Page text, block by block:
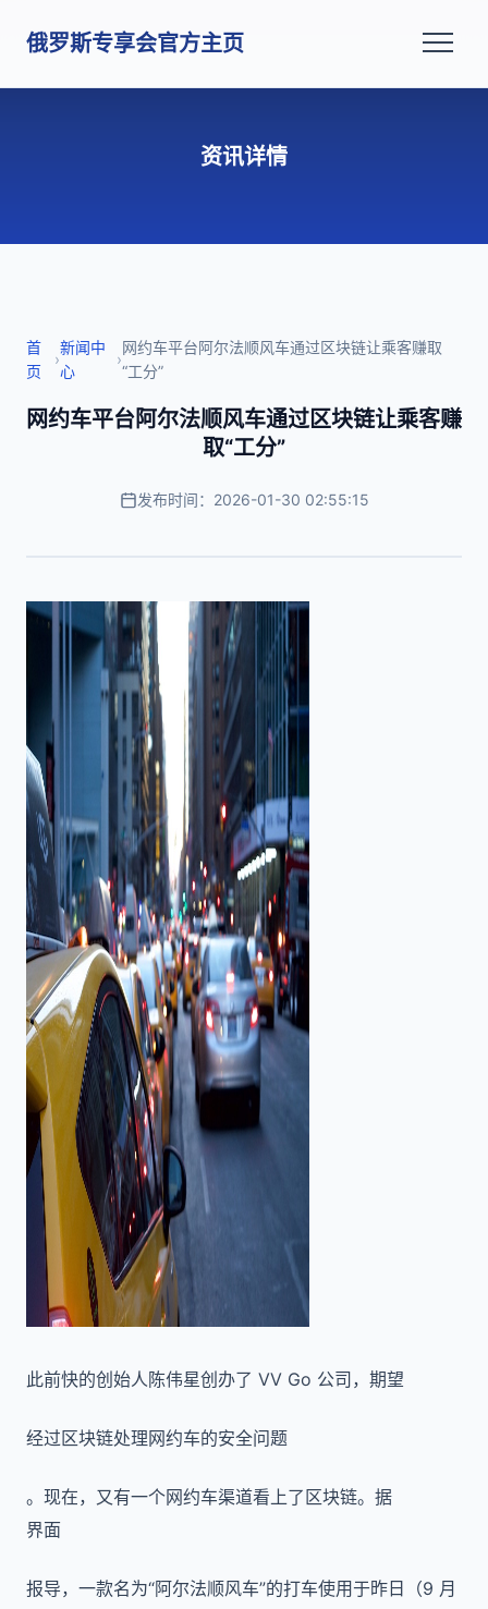
俄罗斯专享会官方主页
资讯详情
首
页
›
新闻中
心
›
网约车平台阿尔法顺风车通过区块链让乘客赚取
“工分”
网约车平台阿尔法顺风车通过区块链让乘客赚
取“工分”
发布时间：2026-01-30 02:55:15
此前快的创始人陈伟星创办了 VV Go 公司，期望
经过区块链处理网约车的安全问题
。现在，又有一个网约车渠道看上了区块链。据
界面
报导，一款名为“阿尔法顺风车”的打车使用于昨日（9 月